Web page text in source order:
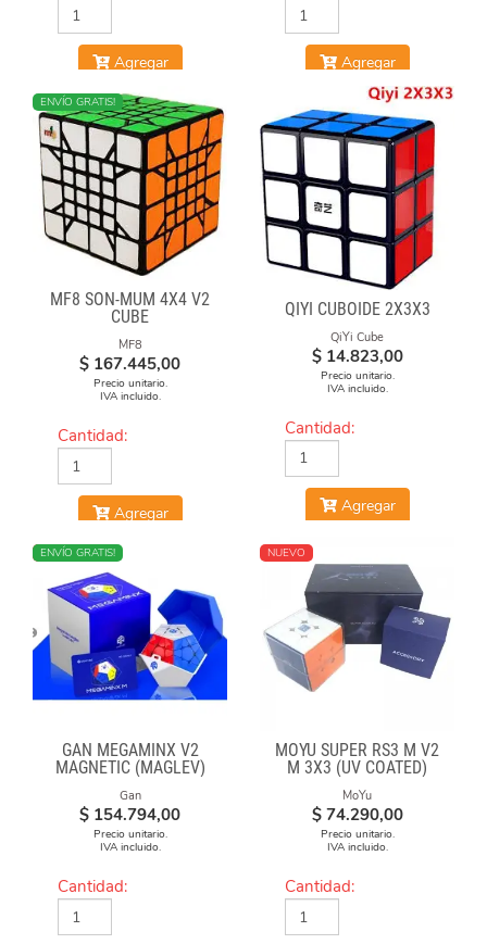
Agregar Agregar
ENVÍO GRATIS!
MF8 SON-MUM 4X4 V2
CUBE
MF8
$ 167.445,00
Precio unitario.
IVA incluido.
Cantidad:
Agregar
QIYI CUBOIDE 2X3X3
QiYi Cube
$ 14.823,00
Precio unitario.
IVA incluido.
Cantidad:
Agregar
NUEVO
ENVÍO GRATIS!
GAN MEGAMINX V2
MAGNETIC (MAGLEV)
Gan
$ 154.794,00
Precio unitario.
IVA incluido.
Cantidad:
NUEVO
MOYU SUPER RS3 M V2
M 3X3 (UV COATED)
MoYu
$ 74.290,00
Precio unitario.
IVA incluido.
Cantidad: